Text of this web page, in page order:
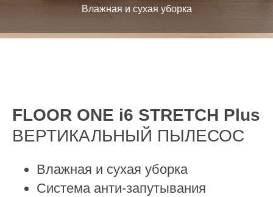
Влажная и сухая уборка
FLOOR ONE i6 STRETCH Plus
ВЕРТИКАЛЬНЫЙ ПЫЛЕСОС
Влажная и сухая уборка
Система анти-запутывания